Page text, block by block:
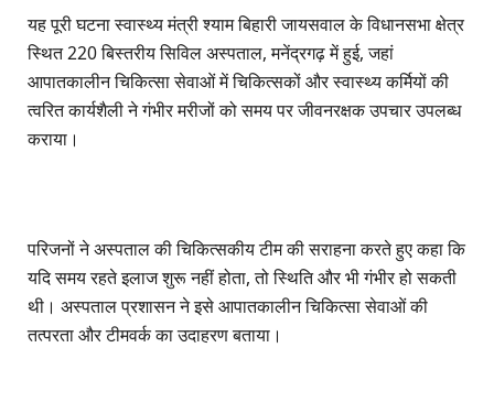
यह पूरी घटना स्वास्थ्य मंत्री श्याम बिहारी जायसवाल के विधानसभा क्षेत्र
स्थित 220 बिस्तरीय सिविल अस्पताल, मनेंद्रगढ़ में हुई, जहां
आपातकालीन चिकित्सा सेवाओं में चिकित्सकों और स्वास्थ्य कर्मियों की
त्वरित कार्यशैली ने गंभीर मरीजों को समय पर जीवनरक्षक उपचार उपलब्ध
कराया।
परिजनों ने अस्पताल की चिकित्सकीय टीम की सराहना करते हुए कहा कि
यदि समय रहते इलाज शुरू नहीं होता, तो स्थिति और भी गंभीर हो सकती
थी। अस्पताल प्रशासन ने इसे आपातकालीन चिकित्सा सेवाओं की
तत्परता और टीमवर्क का उदाहरण बताया।